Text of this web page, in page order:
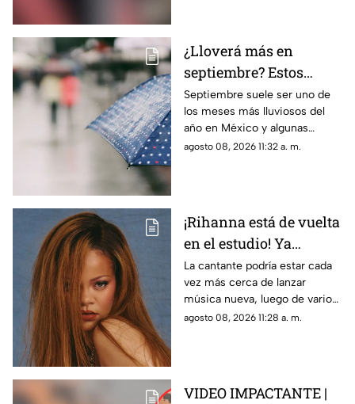
¿Lloverá más en
septiembre? Estos
estados de México
podrían recibir más
lluvias
Septiembre suele ser uno de
los meses más lluviosos del
año en México y algunas
regiones del país concentran
agosto 08, 2026 11:32 a. m.
¡Rihanna está de vuelta
en el estudio! Ya
prepara su esperado
nuevo álbum
La cantante podría estar cada
vez más cerca de lanzar
música nueva, luego de varios
años alejada de los discos.
agosto 08, 2026 11:28 a. m.
VIDEO IMPACTANTE |